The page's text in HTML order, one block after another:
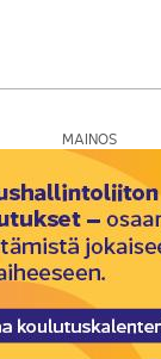
MAINOS